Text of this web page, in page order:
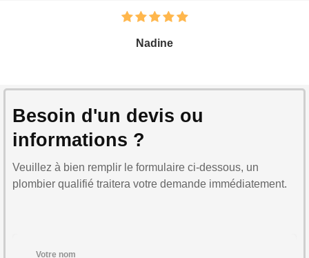
Nadine
Besoin d'un devis ou
informations ?
Veuillez à bien remplir le formulaire ci-dessous, un
plombier qualifié traitera votre demande immédiatement.
Votre nom